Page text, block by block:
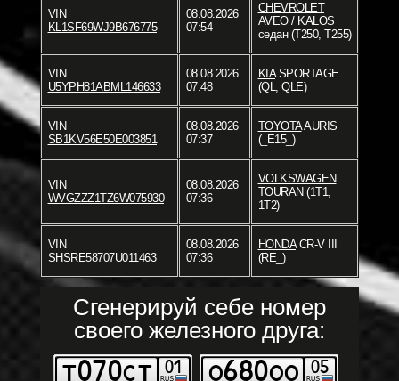
VIN
KL1SF69WJ9B676775
08.08.2026
07:54
CHEVROLET
AVEO / KALOS
седан (T250, T255)
VIN
U5YPH81ABML146633
08.08.2026
07:48
KIASPORTAGE
(QL, QLE)
VIN
SB1KV56E50E003851
08.08.2026
07:37
TOYOTAAURIS
(_E15_)
VIN
WVGZZZ1TZ6W075930
08.08.2026
07:36
VOLKSWAGEN
TOURAN (1T1,
1T2)
VIN
SHSRE58707U011463
08.08.2026
07:36
HONDACR-V III
(RE_)
Сгенерируй себе номер
своего железного друга: